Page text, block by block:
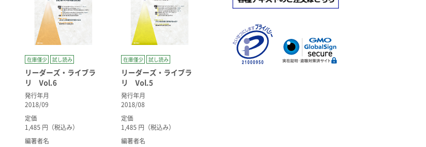
在庫僅少 試し読み
リーダーズ・ライブラ
リ Vol.6
発行年月
2018/09
定価
1,485 円（税込み）
編著者名
在庫僅少 試し読み
リーダーズ・ライブラ
リ Vol.5
発行年月
2018/08
定価
1,485 円（税込み）
編著者名